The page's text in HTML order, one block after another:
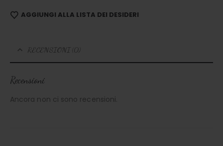
AGGIUNGI ALLA LISTA DEI DESIDERI
RECENSIONI (0)
Recensioni
Ancora non ci sono recensioni.